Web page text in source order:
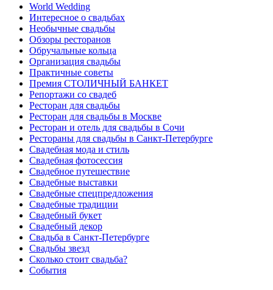
World Wedding
Интересное о свадьбах
Необычные свадьбы
Обзоры ресторанов
Обручальные кольца
Организация свадьбы
Практичные советы
Премия СТОЛИЧНЫЙ БАНКЕТ
Репортажи со свадеб
Ресторан для свадьбы
Ресторан для свадьбы в Москве
Ресторан и отель для свадьбы в Сочи
Рестораны для свадьбы в Санкт-Петербурге
Свадебная мода и стиль
Свадебная фотосессия
Свадебное путешествие
Свадебные выставки
Свадебные спецпредложения
Свадебные традиции
Свадебный букет
Свадебный декор
Свадьба в Санкт-Петербурге
Свадьбы звезд
Сколько стоит свадьба?
События